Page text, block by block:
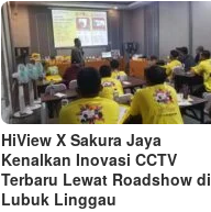
HiView X Sakura Jaya
Kenalkan Inovasi CCTV
Terbaru Lewat Roadshow di
Lubuk Linggau